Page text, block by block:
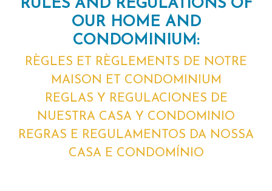
RULES AND REGULATIONS OF
OUR HOME AND
CONDOMINIUM:
RÈGLES ET RÈGLEMENTS DE NOTRE
MAISON ET CONDOMINIUM
REGLAS Y REGULACIONES DE
NUESTRA CASA Y CONDOMINIO
REGRAS E REGULAMENTOS DA NOSSA
CASA E CONDOMÍNIO